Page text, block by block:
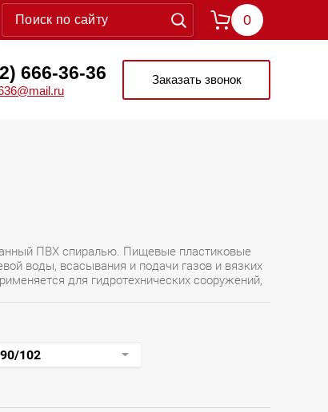
0
666-36-36 Заказать звонок
ПВХ спиралью. Пищевые пластиковые
воды, всасывания и подачи газов и вязких
для гидротехнических сооружений,